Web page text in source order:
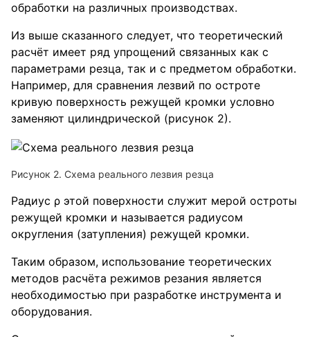
обработки на различных производствах.
Из выше сказанного следует, что теоретический
расчёт имеет ряд упрощений связанных как с
параметрами резца, так и с предметом обработки.
Например, для сравнения лезвий по остроте
кривую поверхность режущей кромки условно
заменяют цилиндрической (рисунок 2).
Рисунок 2. Схема реального лезвия резца
Радиус ρ этой поверхности служит мерой остроты
режущей кромки и называется радиусом
округления (затупления) режущей кромки.
Таким образом, использование теоретических
методов расчёта режимов резания является
необходимостью при разработке инструмента и
оборудования.